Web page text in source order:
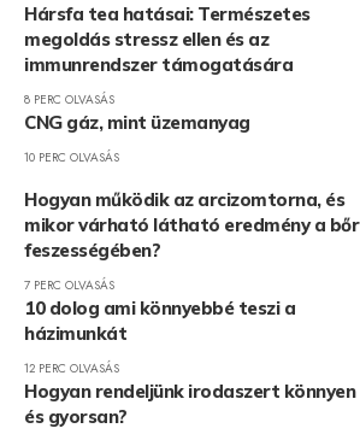
Hársfa tea hatásai: Természetes
megoldás stressz ellen és az
immunrendszer támogatására
8 PERC OLVASÁS
CNG gáz, mint üzemanyag
10 PERC OLVASÁS
Hogyan működik az arcizomtorna, és
mikor várható látható eredmény a bőr
feszességében?
7 PERC OLVASÁS
10 dolog ami könnyebbé teszi a
házimunkát
12 PERC OLVASÁS
Hogyan rendeljünk irodaszert könnyen
és gyorsan?